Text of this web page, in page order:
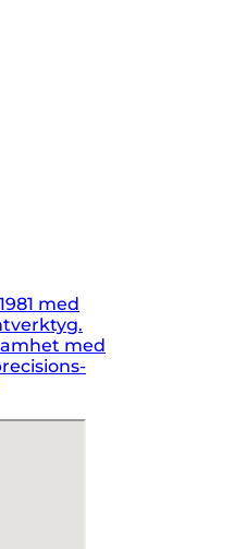
med
med